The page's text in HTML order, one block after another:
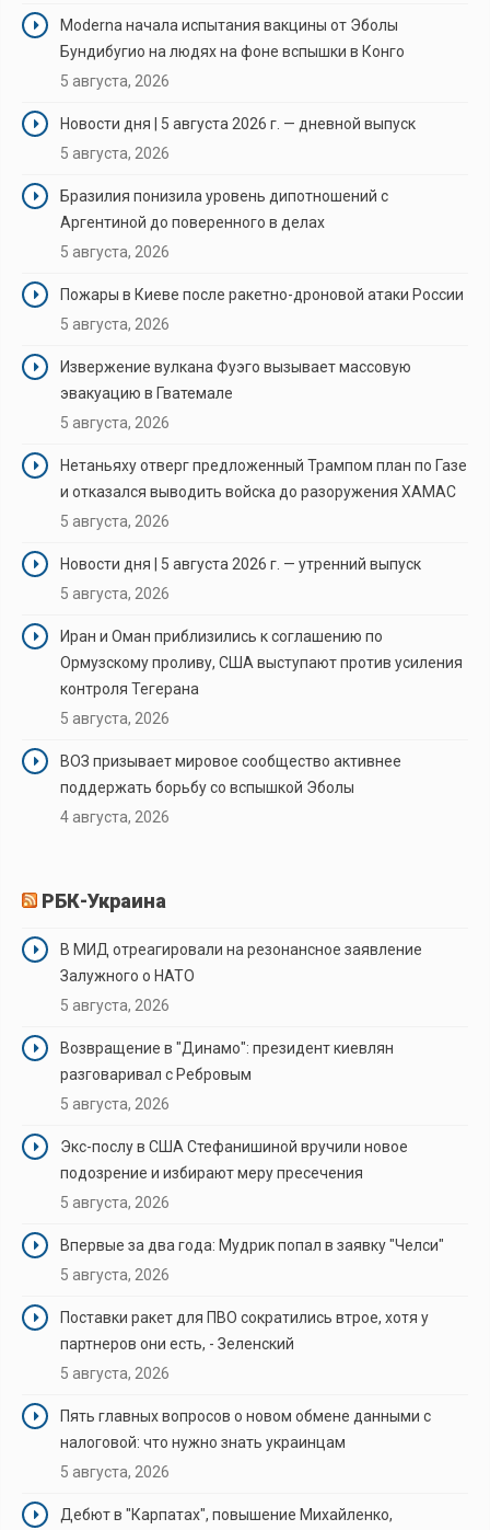
Moderna начала испытания вакцины от Эболы
Бундибугио на людях на фоне вспышки в Конго
5 августа, 2026
Новости дня | 5 августа 2026 г. — дневной выпуск
5 августа, 2026
Бразилия понизила уровень дипотношений с
Аргентиной до поверенного в делах
5 августа, 2026
Пожары в Киеве после ракетно-дроновой атаки России
5 августа, 2026
Извержение вулкана Фуэго вызывает массовую
эвакуацию в Гватемале
5 августа, 2026
Нетаньяху отверг предложенный Трампом план по Газе
и отказался выводить войска до разоружения ХАМАС
5 августа, 2026
Новости дня | 5 августа 2026 г. — утренний выпуск
5 августа, 2026
Иран и Оман приблизились к соглашению по
Ормузскому проливу, США выступают против усиления
контроля Тегерана
5 августа, 2026
ВОЗ призывает мировое сообщество активнее
поддержать борьбу со вспышкой Эболы
4 августа, 2026
РБК-Украина
В МИД отреагировали на резонансное заявление
Залужного о НАТО
5 августа, 2026
Возвращение в "Динамо": президент киевлян
разговаривал с Ребровым
5 августа, 2026
Экс-послу в США Стефанишиной вручили новое
подозрение и избирают меру пресечения
5 августа, 2026
Впервые за два года: Мудрик попал в заявку "Челси"
5 августа, 2026
Поставки ракет для ПВО сократились втрое, хотя у
партнеров они есть, - Зеленский
5 августа, 2026
Пять главных вопросов о новом обмене данными с
налоговой: что нужно знать украинцам
5 августа, 2026
Дебют в "Карпатах", повышение Михайленко,